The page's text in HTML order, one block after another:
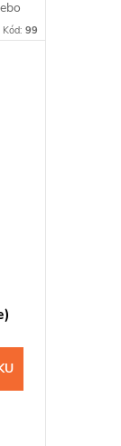
Kód: 99